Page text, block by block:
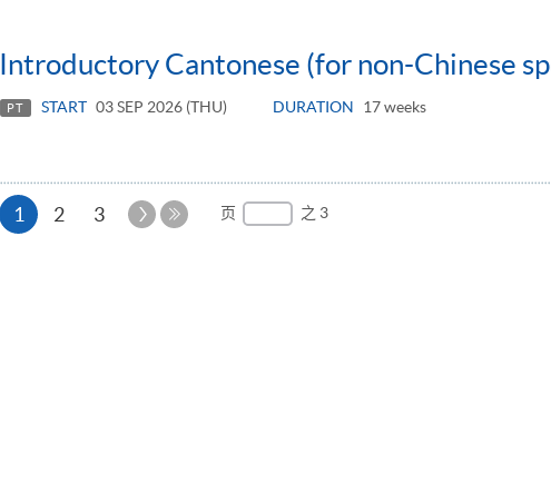
Introductory Cantonese (for non-Chinese
PT START 03 SEP 2026 (THU) DURATION 17 weeks
1 本
2 3
下
页 之 3